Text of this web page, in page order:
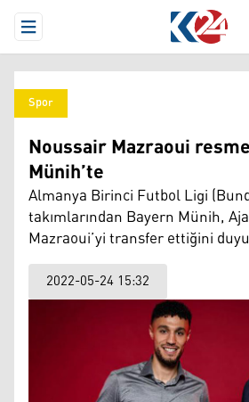
Open Menu
Spor
Noussair Mazraoui
Münih’te
Almanya Birinci Futbol Ligi
takımlarından Bayern Münih,
Mazraoui’yi transfer ettiğini
2022-05-24 15:32